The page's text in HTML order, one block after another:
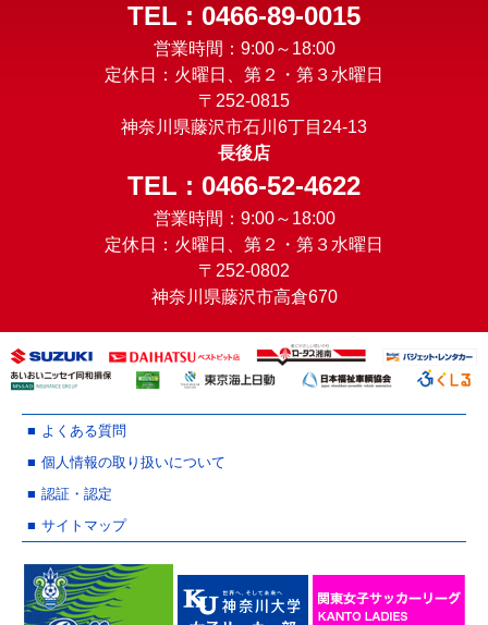
TEL : 0466-89-0015
営業時間：9:00～18:00
定休日：火曜日、第２・第３水曜日
〒252-0815
神奈川県藤沢市石川6丁目24-13
長後店
TEL : 0466-52-4622
営業時間：9:00～18:00
定休日：火曜日、第２・第３水曜日
〒252-0802
神奈川県藤沢市高倉670
よくある質問
個人情報の取り扱いについて
認証・認定
サイトマップ